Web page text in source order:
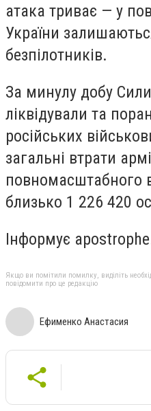
атака триває — у
України
безпілотників.
За минулу добу
ліквідували та
російських
загальні втрати
повномасштабного
близько 1 226 420
Інформує
Якщо ви помітили помилку, виділіть
повідомити про це редакцію
Ефименко Анастасия